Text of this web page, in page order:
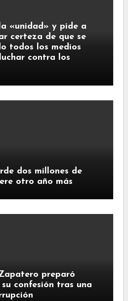
«unidad» y pide a
certeza de que se
todos los medios
contra los
dos millones de
otro año más
preparó
confesión tras una